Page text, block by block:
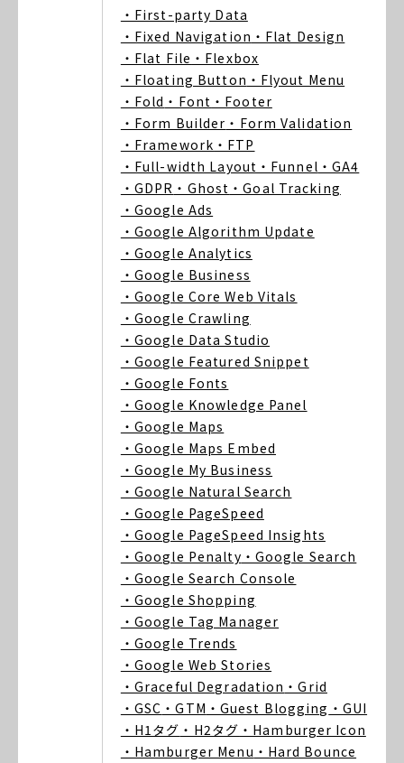
・First-party Data
・Fixed Navigation ・Flat Design
・Flat File ・Flexbox
・Floating Button ・Flyout Menu
・Fold ・Font ・Footer
・Form Builder ・Form Validation
・Framework ・FTP
・Full-width Layout ・Funnel ・GA4
・GDPR ・Ghost ・Goal Tracking
・Google Ads
・Google Algorithm Update
・Google Analytics
・Google Business
・Google Core Web Vitals
・Google Crawling
・Google Data Studio
・Google Featured Snippet
・Google Fonts
・Google Knowledge Panel
・Google Maps
・Google Maps Embed
・Google My Business
・Google Natural Search
・Google PageSpeed
・Google PageSpeed Insights
・Google Penalty ・Google Search
・Google Search Console
・Google Shopping
・Google Tag Manager
・Google Trends
・Google Web Stories
・Graceful Degradation ・Grid
・GSC ・GTM ・Guest Blogging ・GUI
・H1タグ ・H2タグ ・Hamburger Icon
・Hamburger Menu ・Hard Bounce